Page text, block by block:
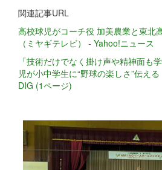
関連記事URL
高校球児がコーチ役 加美農業と東北
（ミヤギテレビ） - Yahoo!ニュース
「技術だけでなく掛け声や精神面も
児が小中学生に“野球の楽しさ”伝え
DIG (1ページ)